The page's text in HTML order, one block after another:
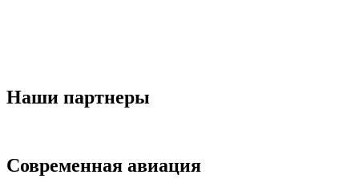
Наши партнеры
Современная авиация